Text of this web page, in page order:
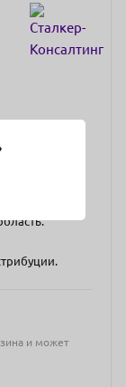
и может